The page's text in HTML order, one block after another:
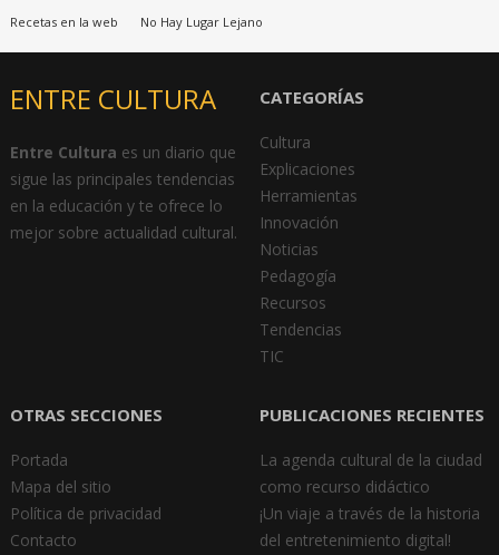
Recetas en la web No Hay Lugar Lejano
ENTRE CULTURA
Entre Cultura es un diario que
sigue las principales tendencias
en la educación y te ofrece lo
mejor sobre actualidad cultural.
CATEGORÍAS
Cultura
Explicaciones
Herramientas
Innovación
Noticias
Pedagogía
Recursos
Tendencias
TIC
OTRAS SECCIONES
Portada
Mapa del sitio
Política de privacidad
Contacto
PUBLICACIONES RECIENTES
La agenda cultural de la ciudad
como recurso didáctico
¡Un viaje a través de la historia
del entretenimiento digital!